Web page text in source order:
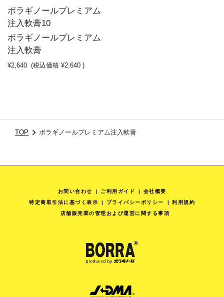
ボラギノールプレミアム
注入軟膏10
ボラギノールプレミアム
注入軟膏
¥2,640 (税込価格 ¥2,640 )
TOP ボラギノールプレミアム注入軟膏
お問い合わせ ご利用ガイド
会社概要
特定商取引法に基づく表示
プライバシーポリシー
利用規約
店舗販売業の管理および運営に関する事項